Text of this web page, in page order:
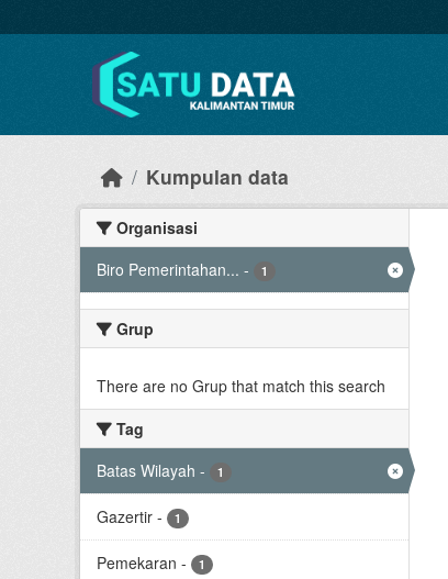
Kumpulan data
Organisasi
Biro Pemerintahan... - 1
Grup
There are no Grup that match this search
Tag
Batas Wilayah - 1
Gazertir - 1
Pemekaran - 1